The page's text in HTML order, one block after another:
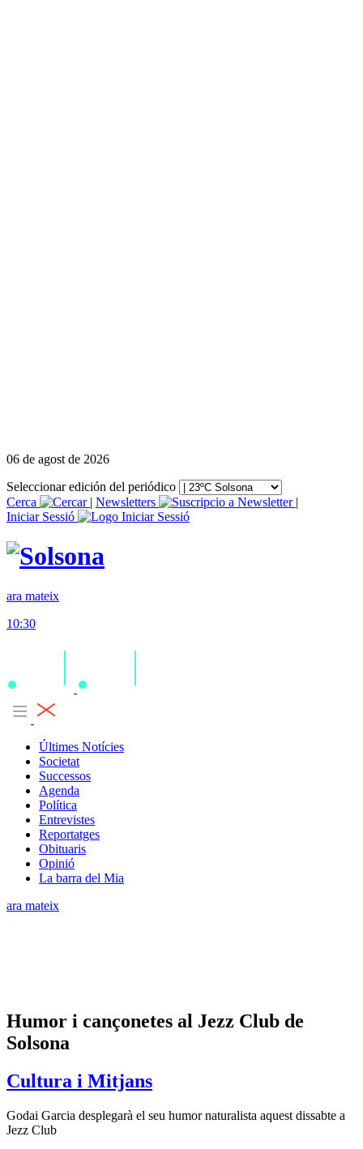
06 de agost de 2026
Seleccionar edición del periódico
Cerca
| Newsletters
|
Iniciar Sessió
ara mateix
10:30
Últimes Notícies
Societat
Successos
Agenda
Política
Entrevistes
Reportatges
Obituaris
Opinió
La barra del Mia
ara mateix
Humor i cançonetes al Jezz Club de
Solsona
Cultura i Mitjans
Godai Garcia desplegarà el seu humor naturalista aquest dissabte a
Jezz Club